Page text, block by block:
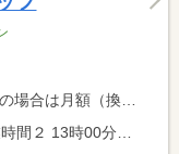
場合は時間額を表示しています。